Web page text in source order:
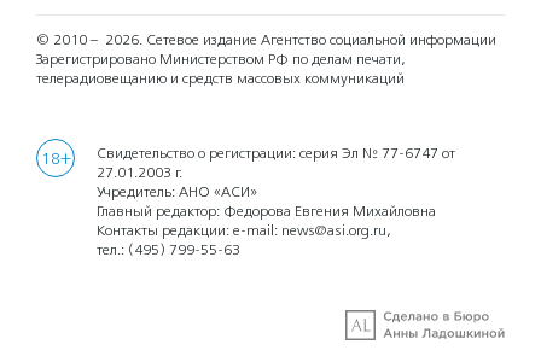
© 2010 – 2026. Сетевое издание Агентство социальной информации
Зарегистрировано Министерством РФ по делам печати,
телерадиовещанию и средств массовых коммуникаций
18+
Свидетельство о регистрации: серия Эл № 77-6747 от
27.01.2003 г.
Учредитель: АНО «АСИ»
Главный редактор: Федорова Евгения Михайловна
Контакты редакции: e-mail: news@asi.org.ru,
тел.: (495) 799-55-63